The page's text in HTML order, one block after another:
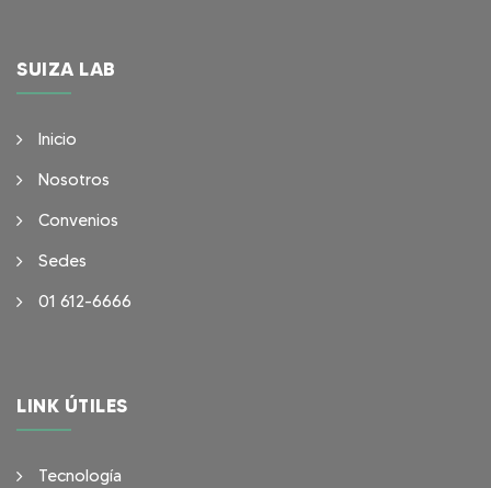
SUIZA LAB
Inicio
Nosotros
Convenios
Sedes
01 612-6666
LINK ÚTILES
Tecnología